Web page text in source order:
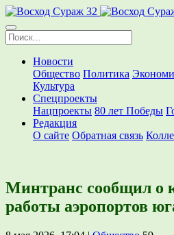
Новости
Общество Политика
Культура
Спецпроекты
Нацпроекты 80 лет Победы
Редакция
О сайте Обратная связь
Минтранс сообщил о
работы аэропортов